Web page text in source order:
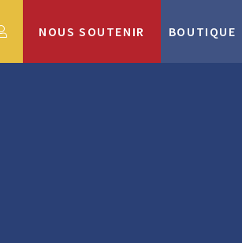
NOUS SOUTENIR BOUTIQUE